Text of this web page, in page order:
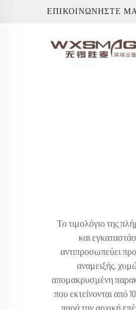
ΕΠΙΚΟΙΝΩΝΉΣΤΕ
Το τιμολόγιο της
και
αντιπροσωπεύει
αναμειξής,
απομακρυσμένη
που εκτείνονται από